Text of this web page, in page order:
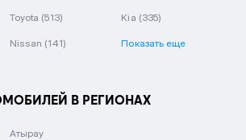
Toyota (513) Kia (335)
Nissan (141) Показать еще
В РЕГИОНАХ
Атырау